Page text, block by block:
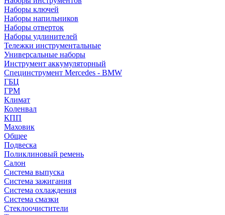
Наборы ключей
Наборы напильников
Наборы отверток
Наборы удлинителей
Тележки инструментальные
Универсальные наборы
Инструмент аккумуляторный
Специнструмент Mercedes - BMW
ГБЦ
ГРМ
Климат
Коленвал
КПП
Маховик
Общее
Подвеска
Поликлиновый ремень
Салон
Система выпуска
Система зажигания
Система охлаждения
Система смазки
Стеклоочистители